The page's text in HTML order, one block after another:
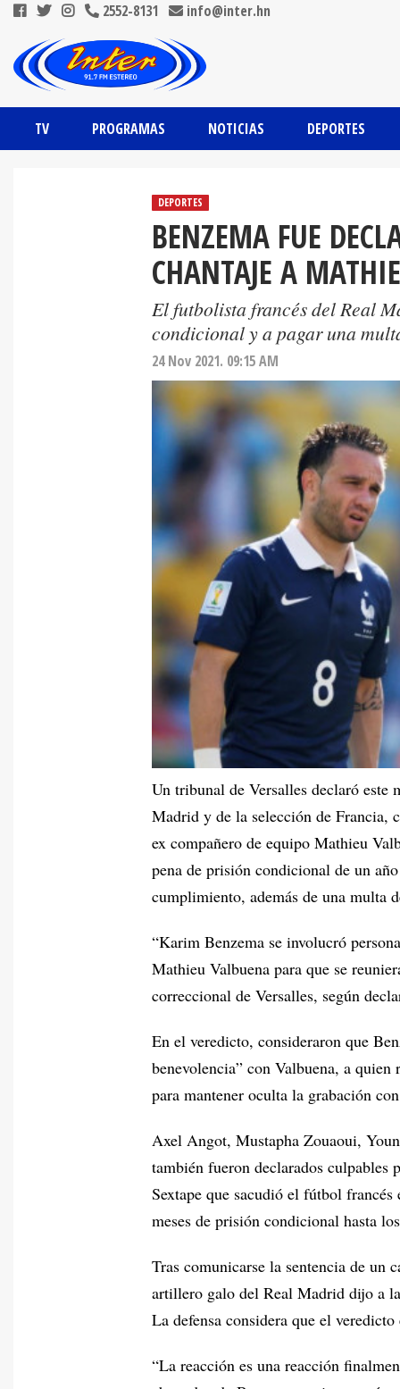
2552-8131 info@inter.hn
TV PROGRAMAS NOTICIAS DEPORTES
DEPORTES
BENZEMA FUE
CHANTAJE A
El futbolista francés del Real
condicional y a pagar una
24 Nov 2021. 09:15 AM
Un tribunal de Versalles declaró este
Madrid y de la selección de Francia,
ex compañero de equipo Mathieu
pena de prisión condicional de un
cumplimiento, además de una multa
“Karim Benzema se involucró
Mathieu Valbuena para que se
correccional de Versalles, según
En el veredicto, consideraron que
benevolencia” con Valbuena, a
para mantener oculta la grabación
Axel Angot, Mustapha Zouaoui,
también fueron declarados culpables
Sextape que sacudió el fútbol
meses de prisión condicional hasta
Tras comunicarse la sentencia de un
artillero galo del Real Madrid dijo a
La defensa considera que el
“La reacción es una reacción